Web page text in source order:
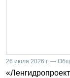
26 июля 2026 г. —